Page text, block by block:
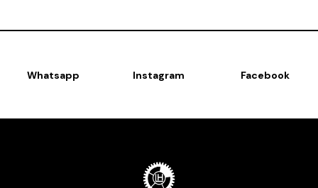
Whatsapp Instagram Facebook